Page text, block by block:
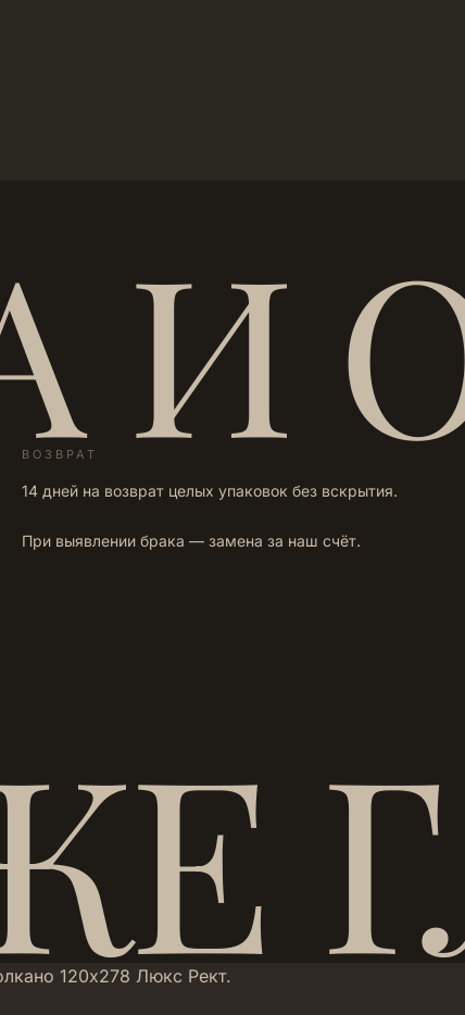
И
ВОЗВРАТ
14 дней на возврат целых упаковок без вскрытия.
При выявлении брака — замена за наш счёт.